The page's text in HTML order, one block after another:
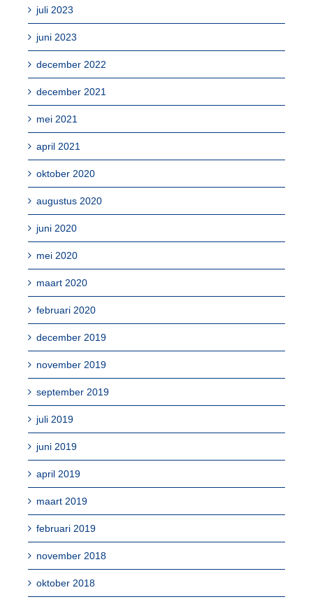
juli 2023
juni 2023
december 2022
december 2021
mei 2021
april 2021
oktober 2020
augustus 2020
juni 2020
mei 2020
maart 2020
februari 2020
december 2019
november 2019
september 2019
juli 2019
juni 2019
april 2019
maart 2019
februari 2019
november 2018
oktober 2018